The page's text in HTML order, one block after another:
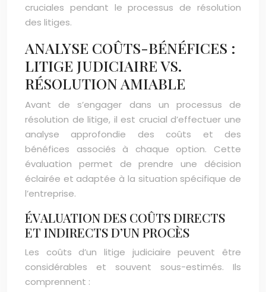
cruciales pendant le processus de résolution
des litiges.
ANALYSE COÛTS-BÉNÉFICES :
LITIGE JUDICIAIRE VS.
RÉSOLUTION AMIABLE
Avant de s’engager dans un processus de
résolution de litige, il est crucial d’effectuer une
analyse approfondie des coûts et des
bénéfices associés à chaque option. Cette
évaluation permet de prendre une décision
éclairée et adaptée à la situation spécifique de
l’entreprise.
ÉVALUATION DES COÛTS DIRECTS
ET INDIRECTS D’UN PROCÈS
Les coûts d’un litige judiciaire peuvent être
considérables et souvent sous-estimés. Ils
comprennent :